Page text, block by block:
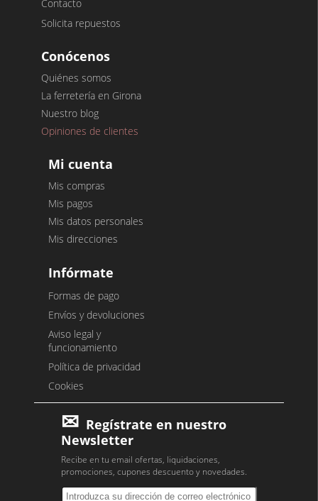
Contacto
Solicita repuestos
Conócenos
Quiénes somos
La ferretería en Girona
Nuestro blog
Opiniones de clientes
Mi cuenta
Mis compras
Mis pagos
Mis datos personales
Mis direcciones
Infórmate
Formas de pago
Envíos y devoluciones
Aviso legal y
funcionamiento
Política de privacidad
Cookies
Regístrate en nuestro
Newsletter
Recibe en tu email ofertas, liquidaciones,
promociones, cupones descuento y novedades.